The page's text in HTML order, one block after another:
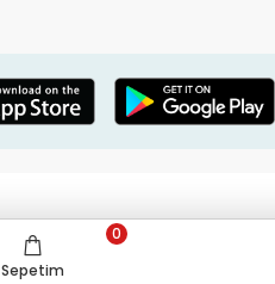
Sepetim
0